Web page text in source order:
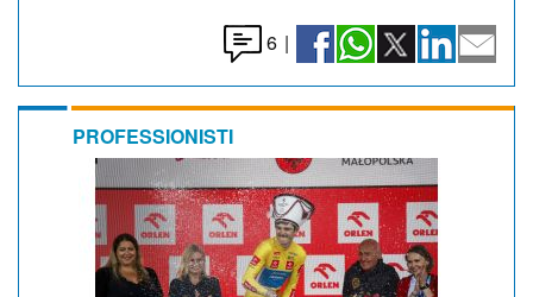
6 |
PROFESSIONISTI